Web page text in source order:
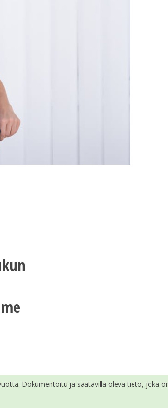
Dokumentoitu ja saatavilla oleva tieto, joka